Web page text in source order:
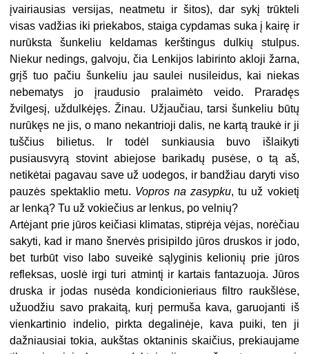
įvairiausias versijas, neatmetu ir šitos), dar sykį trūkteli
visas vadžias iki priekabos, staiga cypdamas suka į kairę ir
nurūksta šunkeliu keldamas kerštingus dulkių stulpus.
Niekur nedings, galvoju, čia Lenkijos labirinto akloji žarna,
grįš tuo pačiu šunkeliu jau saulei nusileidus, kai niekas
nebematys jo įraudusio pralaimėto veido. Praradęs
žvilgesį, uždulkėjęs. Žinau. Užjaučiau, tarsi šunkeliu būtų
nurūkęs ne jis, o mano nekantrioji dalis, ne kartą traukė ir ji
tuščius bilietus. Ir todėl sunkiausia buvo išlaikyti
pusiausvyrą stovint abiejose barikadų pusėse, o tą aš,
netikėtai pagavau save už uodegos, ir bandžiau daryti viso
pauzės spektaklio metu. Vopros na zasypku, tu už vokietį
ar lenką? Tu už vokiečius ar lenkus, po velnių?
Artėjant prie jūros keičiasi klimatas, stiprėja vėjas, norėčiau
sakyti, kad ir mano šnervės prisipildo jūros druskos ir jodo,
bet turbūt viso labo suveikė sąlyginis kelionių prie jūros
refleksas, uoslė irgi turi atmintį ir kartais fantazuoja. Jūros
druska ir jodas nusėda kondicionieriaus filtro raukšlėse,
užuodžiu savo prakaitą, kurį permuša kava, garuojanti iš
vienkartinio indelio, pirkta degalinėje, kava puiki, ten ji
dažniausiai tokia, aukštas oktaninis skaičius, prekiaujame